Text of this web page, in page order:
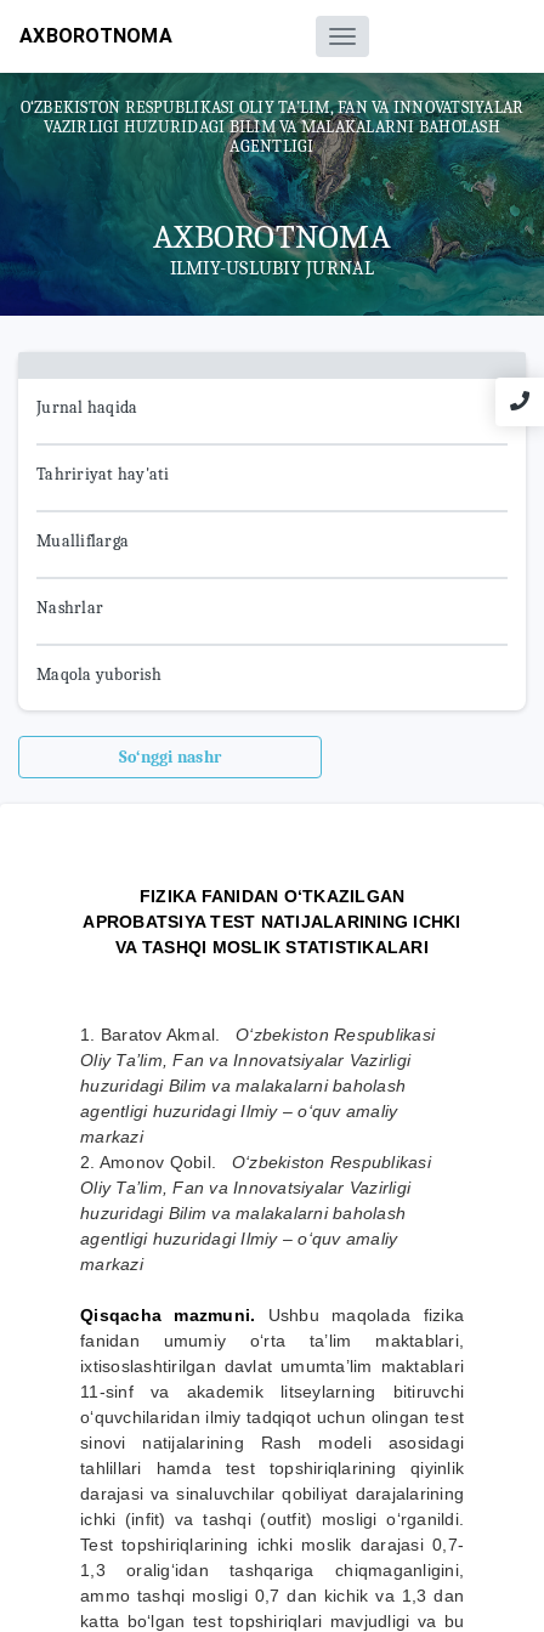
AXBOROTNOMA
O‘ZBEKISTON RESPUBLIKASI OLIY TA’LIM, FAN VA INNOVATSIYALAR
VAZIRLIGI HUZURIDAGI BILIM VA MALAKALARNI BAHOLASH
AGENTLIGI
AXBOROTNOMA
ILMIY-USLUBIY JURNAL
Jurnal haqida
Tahririyat hay'ati
Mualliflarga
Nashrlar
Maqola yuborish
So‘nggi nashr
FIZIKA FANIDAN O‘TKAZILGAN
APROBATSIYA TEST NATIJALARINING ICHKI
VA TASHQI MOSLIK STATISTIKALARI
1. Baratov Akmal. O‘zbekiston Respublikasi
Oliy Ta’lim, Fan va Innovatsiyalar Vazirligi
huzuridagi Bilim va malakalarni baholash
agentligi huzuridagi Ilmiy – o‘quv amaliy
markazi
2. Amonov Qobil. O‘zbekiston Respublikasi
Oliy Ta’lim, Fan va Innovatsiyalar Vazirligi
huzuridagi Bilim va malakalarni baholash
agentligi huzuridagi Ilmiy – o‘quv amaliy
markazi
Qisqacha mazmuni. Ushbu maqolada fizika
fanidan umumiy o‘rta ta’lim maktablari,
ixtisoslashtirilgan davlat umumta’lim maktablari
11-sinf va akademik litseylarning bitiruvchi
o‘quvchilaridan ilmiy tadqiqot uchun olingan test
sinovi natijalarining Rash modeli asosidagi
tahlillari hamda test topshiriqlarining qiyinlik
darajasi va sinaluvchilar qobiliyat darajalarining
ichki (infit) va tashqi (outfit) mosligi o‘rganildi.
Test topshiriqlarining ichki moslik darajasi 0,7-
1,3 oralig‘idan tashqariga chiqmaganligini,
ammo tashqi mosligi 0,7 dan kichik va 1,3 dan
katta bo‘lgan test topshiriqlari mavjudligi va bu